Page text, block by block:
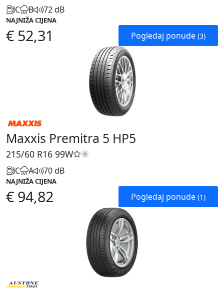
C B 72 dB
NAJNIŽA CIJENA
€ 52,31 Pogledaj ponude (3)
Maxxis Premitra 5 HP5
215/60 R16 99W
C A 70 dB
NAJNIŽA CIJENA
€ 94,82 Pogledaj ponude (1)